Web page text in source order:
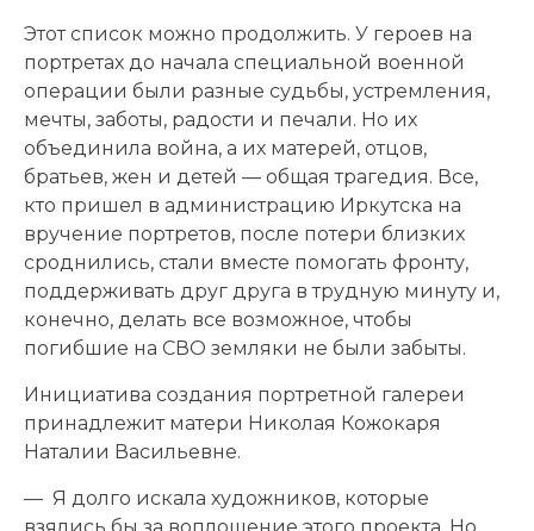
Этот список можно продолжить. У героев на
портретах до начала специальной военной
операции были разные судьбы, устремления,
мечты, заботы, радости и печали. Но их
объединила война, а их матерей, отцов,
братьев, жен и детей — общая трагедия. Все,
кто пришел в администрацию Иркутска на
вручение портретов, после потери близких
сроднились, стали вместе помогать фронту,
поддерживать друг друга в трудную минуту и,
конечно, делать все возможное, чтобы
погибшие на СВО земляки не были забыты.
Инициатива создания портретной галереи
принадлежит матери Николая Кожокаря
Наталии Васильевне.
— Я долго искала художников, которые